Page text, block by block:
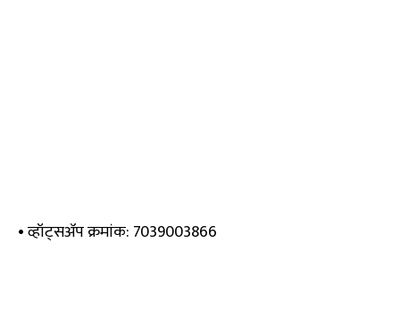
• व्हॉट्सॲप क्रमांक: 7039003866